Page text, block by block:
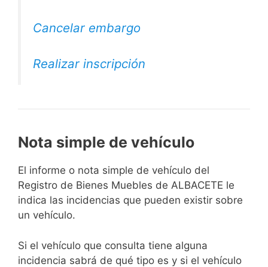
Cancelar embargo
Realizar inscripción
Nota simple de vehículo
El informe o nota simple de vehículo del
Registro de Bienes Muebles de ALBACETE le
indica las incidencias que pueden existir sobre
un vehículo.
Si el vehículo que consulta tiene alguna
incidencia sabrá de qué tipo es y si el vehículo